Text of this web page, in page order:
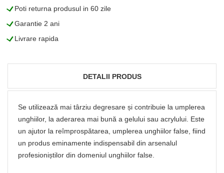
LPoti returna produsul in 60 zile
LGarantie 2 ani
LLivrare rapida
DETALII PRODUS
Se utilizează mai târziu degresare și contribuie la umplerea
unghiilor, la aderarea mai bună a gelului sau acrylului. Este
un ajutor la reîmprospătarea, umplerea unghiilor false, fiind
un produs eminamente indispensabil din arsenalul
profesioniștilor din domeniul unghiilor false.